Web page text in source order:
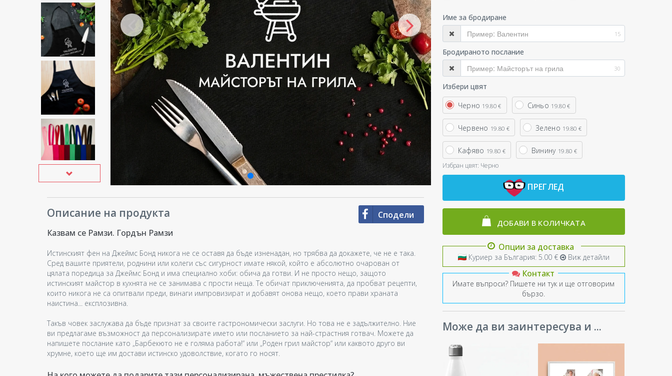
Име за бродиране
15
Бродираното послание
30
Избери цвят
Черно 19.80 € Синьо 19.80 €
Червено 19.80 € Зелено 19.80 €
Кафяво 19.80 € Винину 19.80 €
Избран цвят: Черно
ПРЕГЛЕД
ДОБАВИ В КОЛИЧКАТА
Опции за доставка
Куриер за България: 5.00 € Виж детайли
Контакт
Имате въпроси? Пишете ни тук и ще отговорим
бързо.
Може да ви заинтересува и ...
Описание на продукта
Сподели
Казвам се Рамзи. Гордън Рамзи
Истинският фен на Джеймс Бонд никога не се оставя да бъде изненадан, но трябва да докажете, че не е така.
Сред вашите приятели, роднини или колеги със сигурност имате някой, който е абсолютно очарован от
цялата поредица за Джеймс Бонд и има специално хоби: обича да готви. И не просто нещо, защото
истинският майстор в кухнята не се занимава с прости неща. Те обичат приключенията, да пробват рецепти,
които никога не са опитвали преди, винаги импровизират и добавят онова нещо, което прави храната
наистина... експлозивна.
Такъв човек заслужава да бъде признат за своите гастрономически заслуги. Но това не е задължително. Ние
ви предлагаме възможност да персонализирате името или посланието за най-страстния готвач. Можете да
напишете послание като „Барбекюто не е голяма работа!“ или „Роден грил майстор“ или каквото друго ви
хрумне, което ще им достави истинско удоволствие, когато го носят.